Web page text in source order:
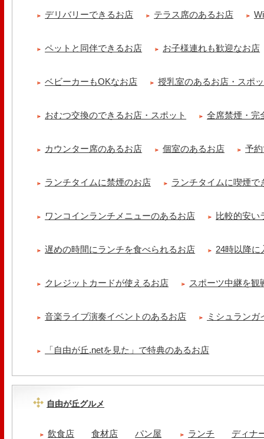
【 平日限定ランチメニュー 】 ワンプレートランチ登場！！パスタや
京都九条ねぎ焼き専門店 ねぎ家 -時代家 旬-
だれ。とろりとした温泉卵..
【 よもぎ蒸しやリラクゼーション専門の顧問契約 】 冷え性改善協会
クゼーション店を専..
デリバリーできるお店 テラス席のあるお店
ペットと同伴できるお店 お子様連れも歓迎なお店
ベビーカーもOKなお店 授乳室のあるお店・スポ
おむつ交換のできるお店・スポット 全席禁煙・完
カウンター席のあるお店 個室のあるお店 予
ランチタイムに禁煙のお店 ランチタイムに喫煙で
ワンコインランチメニューのあるお店 比較的安い
遅めの時間にランチを食べられるお店 24時以降に
クレジットカードが使えるお店 スポーツ中継を観
音楽ライブ演奏イベントのあるお店 ミシュランガ
「自由が丘.netを見た」で特典のあるお店
自由が丘グルメ
飲食店 食材店 パン屋 ランチ ディナ